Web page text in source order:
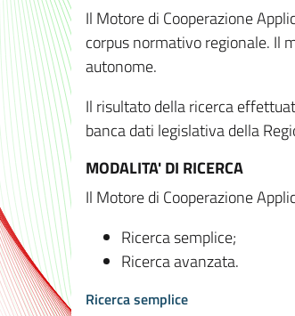
Il Motore di Cooperazione
corpus normativo regionale. Il
autonome.
Il risultato della ricerca
banca dati legislativa della
MODALITA' DI RICERCA
Il Motore di Cooperazione
Ricerca semplice;
Ricerca avanzata.
Ricerca semplice